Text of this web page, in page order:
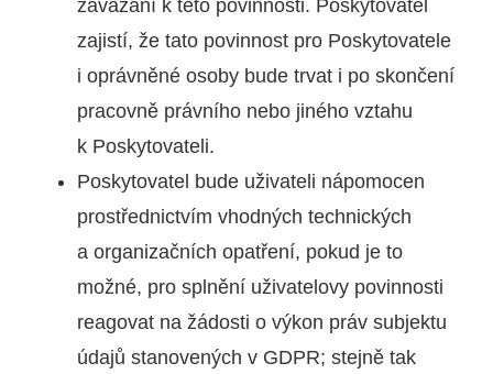
zavázání k této povinnosti. Poskytovatel
zajistí, že tato povinnost pro Poskytovatele
i oprávněné osoby bude trvat i po skončení
pracovně právního nebo jiného vztahu
k Poskytovateli.
Poskytovatel bude uživateli nápomocen
prostřednictvím vhodných technických
a organizačních opatření, pokud je to
možné, pro splnění uživatelovy povinnosti
reagovat na žádosti o výkon práv subjektu
údajů stanovených v GDPR; stejně tak